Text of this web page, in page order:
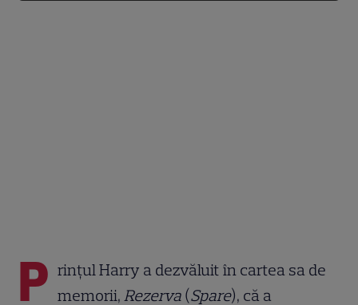
P rințul Harry a dezvăluit în cartea sa de
memorii, Rezerva (Spare), că a